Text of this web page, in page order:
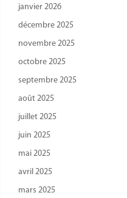
janvier 2026
décembre 2025
novembre 2025
octobre 2025
septembre 2025
août 2025
juillet 2025
juin 2025
mai 2025
avril 2025
mars 2025